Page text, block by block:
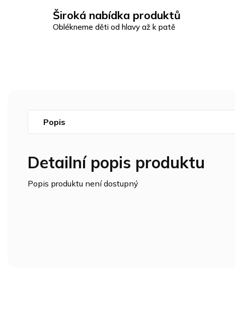
Široká nabídka produktů
Oblékneme děti od hlavy až k patě
Popis
Detailní popis produktu
Popis produktu není dostupný